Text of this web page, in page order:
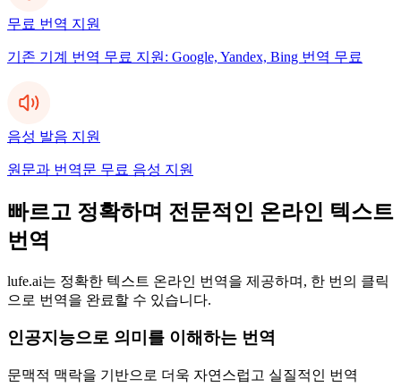
무료 번역 지원
기존 기계 번역 무료 지원: Google, Yandex, Bing 번역 무료
음성 발음 지원
원문과 번역문 무료 음성 지원
빠르고 정확하며 전문적인 온라인 텍스트
번역
lufe.ai는 정확한 텍스트 온라인 번역을 제공하며, 한 번의 클릭
으로 번역을 완료할 수 있습니다.
인공지능으로 의미를 이해하는 번역
문맥적 맥락을 기반으로 더욱 자연스럽고 실질적인 번역